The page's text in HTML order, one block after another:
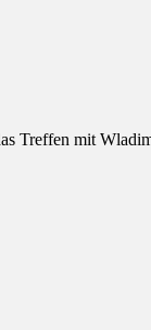
Treffen mit